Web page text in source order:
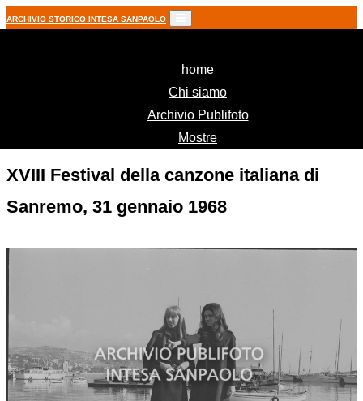
ARCHIVIO STORICO INTESA SANPAOLO
home(current)
Chi siamo
Archivio Publifoto
Mostre
XVIII Festival della canzone italiana di
Sanremo, 31 gennaio 1968